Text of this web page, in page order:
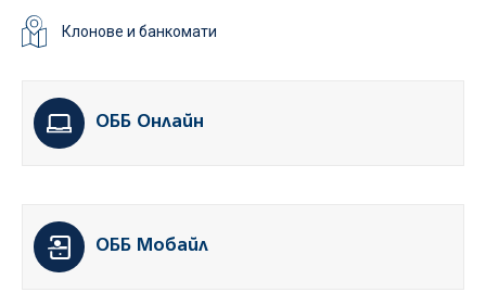
Клонове и банкомати
ОББ Онлайн
ОББ Мобайл